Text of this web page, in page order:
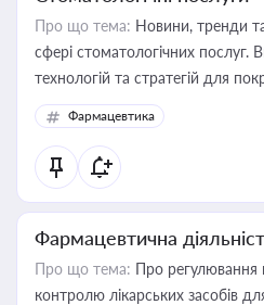
Про що тема: Новини, тренди
сфері стоматологічних послуг.
технологій та
Фармацевтика
Фармацевтична
Про що тема: Про регулювання
контролю лікарських засобів